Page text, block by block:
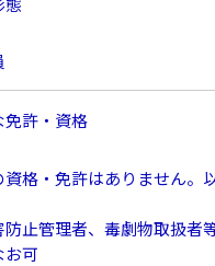
免許・資格
資格・免許はありません。
防止管理者、毒劇物取扱者
お可